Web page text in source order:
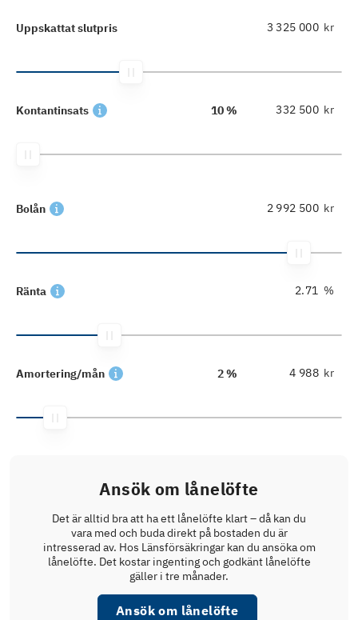
Uppskattat slutpris kr
Kontantinsats 10 % kr
Bolån kr
Ränta %
Amortering/mån 2 % kr
Ansök om lånelöfte
Det är alltid bra att ha ett lånelöfte klart – då kan du
vara med och buda direkt på bostaden du är
intresserad av. Hos Länsförsäkringar kan du ansöka om
lånelöfte. Det kostar ingenting och godkänt lånelöfte
gäller i tre månader.
Ansök om lånelöfte